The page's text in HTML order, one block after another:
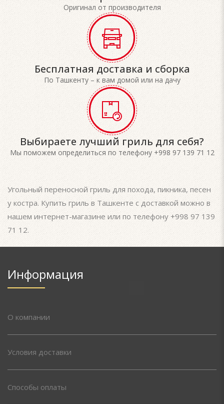
Оригинал от производителя
Бесплатная доставка и сборка
По Ташкенту – к вам домой или на дачу
Выбираете лучший гриль для себя?
Мы поможем определиться по телефону +998 97 139 71 12
Угольный переносной гриль для похода, пикника, песен
у костра. Купить гриль в Ташкенте с доставкой можно в
нашем интернет-магазине или по телефону +998 97 139
71 12.
Информация
О компании
Условия доставки
Способы оплаты